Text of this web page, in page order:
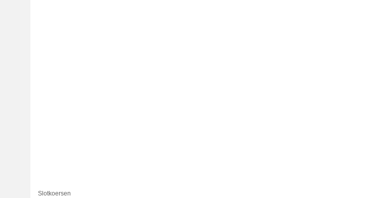
Slotkoersen